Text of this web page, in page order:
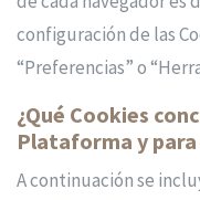
configuración de las
“Preferencias” o
¿Qué Cookies
Plataforma y
A continuación se